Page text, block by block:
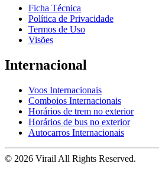
Ficha Técnica
Política de Privacidade
Termos de Uso
Visões
Internacional
Voos Internacionais
Comboios Internacionais
Horários de trem no exterior
Horários de bus no exterior
Autocarros Internacionais
© 2026 Virail All Rights Reserved.